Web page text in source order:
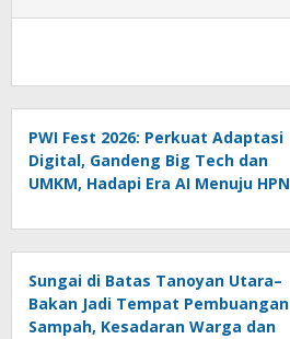
PWI Fest 2026: Perkuat Adaptasi
Digital, Gandeng Big Tech dan
UMKM, Hadapi Era AI Menuju HPN
Sungai di Batas Tanoyan Utara–
Bakan Jadi Tempat Pembuangan
Sampah, Kesadaran Warga dan